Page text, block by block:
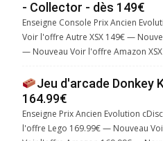
- Collector - dès 149€
Enseigne Console Prix Ancien
Voir l'offre Autre XSX 149€ —
— Nouveau Voir l'offre Amazon
Jeu d'arcade Donkey
164.99€
Enseigne Prix Ancien Evolution
l'offre Lego 169.99€ — Nouveau